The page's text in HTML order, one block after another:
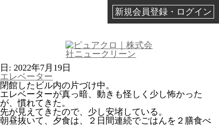
新規会員登録・ログイン
日: 2022年7月19日
エレベーター
閉館したビル内の片づけ中。
エレベーターが真っ暗、動きも怪しく少し怖かった
が、慣れてきた。
先が見えてきたので、少し安堵している。
朝昼抜いて、夕食は、２日間連続でごはんを２膳食べ